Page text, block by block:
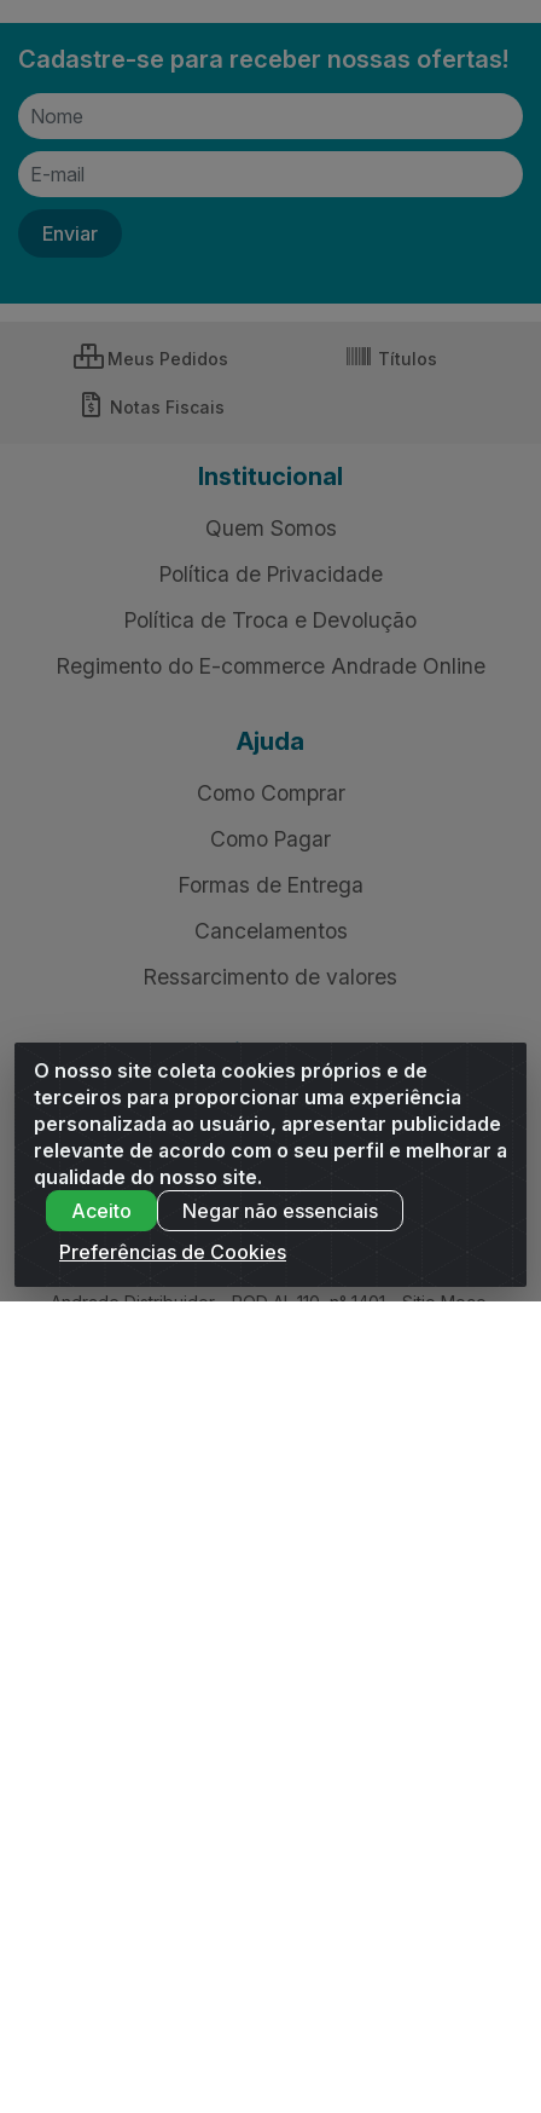
O nosso site coleta cookies próprios e de
terceiros para proporcionar uma experiência
personalizada ao usuário, apresentar publicidade
relevante de acordo com o seu perfil e melhorar a
qualidade do nosso site.
Aceito
Negar não essenciais
Preferências de Cookies
Cadastre-se para receber nossas ofertas!
Meus Pedidos Títulos
Notas Fiscais
Institucional
Quem Somos
Política de Privacidade
Política de Troca e Devolução
Regimento do E-commerce Andrade Online
Ajuda
Como Comprar
Como Pagar
Formas de Entrega
Cancelamentos
Ressarcimento de valores
Siga-nos
Baixe o Aplicativo
Andrade Distribuidor - ROD AL 110, n° 1401 - Sitio Moco,